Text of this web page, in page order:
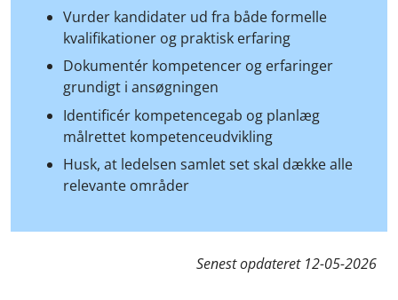
Vurder kandidater ud fra både formelle
kvalifikationer og praktisk erfaring
Dokumentér kompetencer og erfaringer
grundigt i ansøgningen
Identificér kompetencegab og planlæg
målrettet kompetenceudvikling
Husk, at ledelsen samlet set skal dække alle
relevante områder
Senest opdateret 12-05-2026